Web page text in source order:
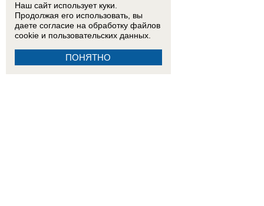
Наш сайт использует куки.
Продолжая его использовать, вы
даете согласие на обработку файлов
cookie и пользовательских данных.
ПОНЯТНО